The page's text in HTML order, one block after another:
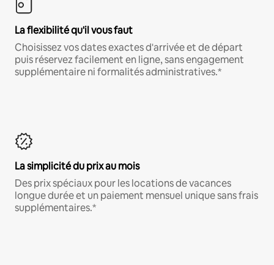
La flexibilité qu'il vous faut
Choisissez vos dates exactes d'arrivée et de départ
puis réservez facilement en ligne, sans engagement
supplémentaire ni formalités administratives.*
La simplicité du prix au mois
Des prix spéciaux pour les locations de vacances
longue durée et un paiement mensuel unique sans frais
supplémentaires.*